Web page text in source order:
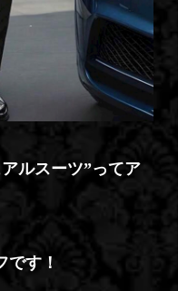
ルスーツ”ってア
です！